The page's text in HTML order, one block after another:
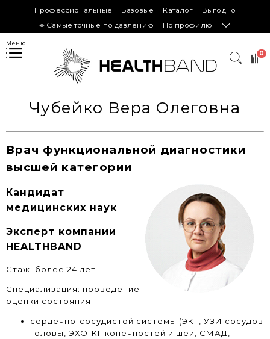
Профессиональные Базовые Каталог
Выгодно
𖦏 Самые точные по давлению
По профилю
Меню
0
Чубейко Вера Олеговна
Врач функциональной диагностики
высшей категории
Кандидат
медицинских наук
Эксперт компании
HEALTHBAND
Стаж: более 24 лет
Специализация: проведение
оценки состояния:
сердечно-сосудистой системы (ЭКГ, УЗИ сосудов
головы, ЭХО-КГ конечностей и шеи, СМАД,